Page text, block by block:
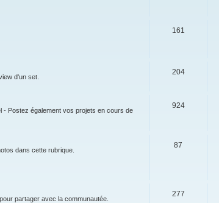
161
d'un set.
204
- Postez également vos projets en cours de
924
dans cette rubrique.
87
partager avec la communautée.
277